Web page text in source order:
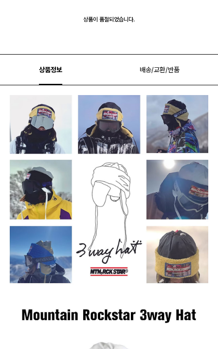
상품이 품절되었습니다.
상품정보 배송/교환/반품